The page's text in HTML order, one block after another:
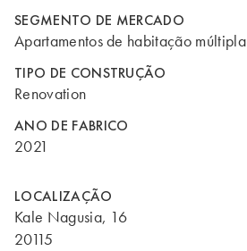
SEGMENTO DE MERCADO
Apartamentos de habitação múltipla
TIPO DE CONSTRUÇÃO
Renovation
ANO DE FABRICO
2021
LOCALIZAÇÃO
Kale Nagusia, 16
20115